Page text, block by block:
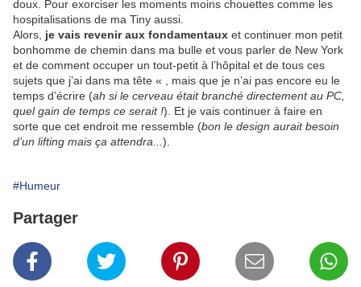
doux. Pour exorciser les moments moins chouettes comme les
hospitalisations de ma Tiny aussi.
Alors, je vais revenir aux fondamentaux et continuer mon petit
bonhomme de chemin dans ma bulle et vous parler de New York
et de comment occuper un tout-petit à l’hôpital et de tous ces
sujets que j’ai dans ma tête « , mais que je n’ai pas encore eu le
temps d’écrire (ah si le cerveau était branché directement au PC,
quel gain de temps ce serait !). Et je vais continuer à faire en
sorte que cet endroit me ressemble (bon le design aurait besoin
d’un lifting mais ça attendra... ).
#Humeur
Partager